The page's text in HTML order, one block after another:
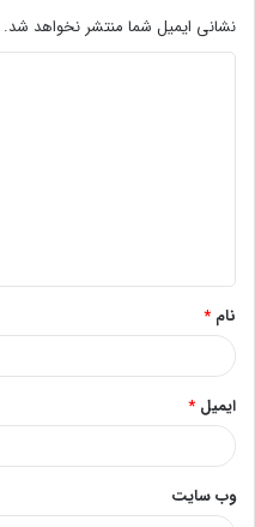
نشانی ایمیل شما منتشر نخواهد شد.
*
نام *
ایمیل *
وب‌ سایت